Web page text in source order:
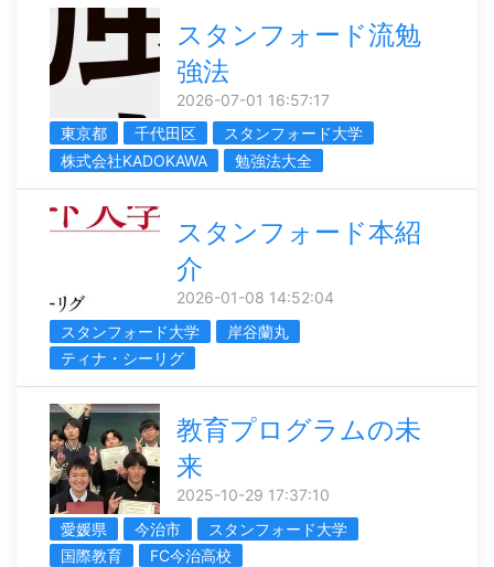
スタンフォード流勉
強法
2026-07-01 16:57:17
東京都
千代田区
スタンフォード大学
株式会社KADOKAWA
勉強法大全
スタンフォード本紹
介
2026-01-08 14:52:04
スタンフォード大学
岸谷蘭丸
ティナ・シーリグ
教育プログラムの未
来
2025-10-29 17:37:10
愛媛県
今治市
スタンフォード大学
国際教育
FC今治高校